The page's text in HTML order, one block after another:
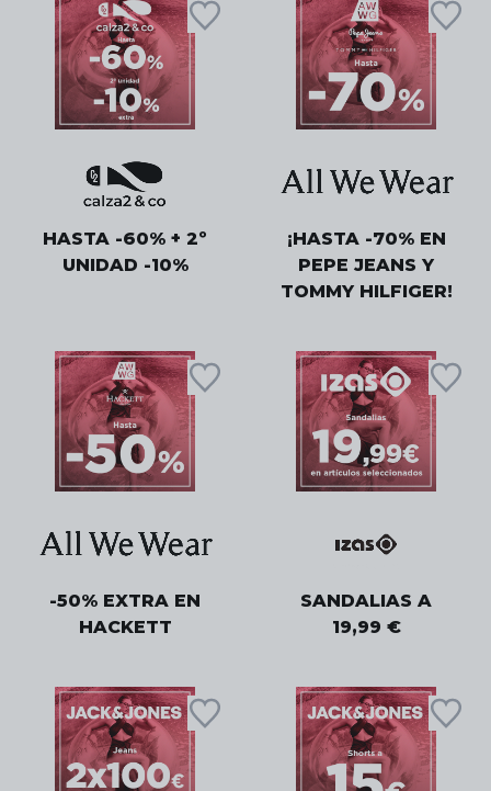
HASTA -60% + 2º
UNIDAD -10%
¡HASTA -70% EN
PEPE JEANS Y
TOMMY HILFIGER!
-50% EXTRA EN
HACKETT
SANDALIAS A
19,99 €